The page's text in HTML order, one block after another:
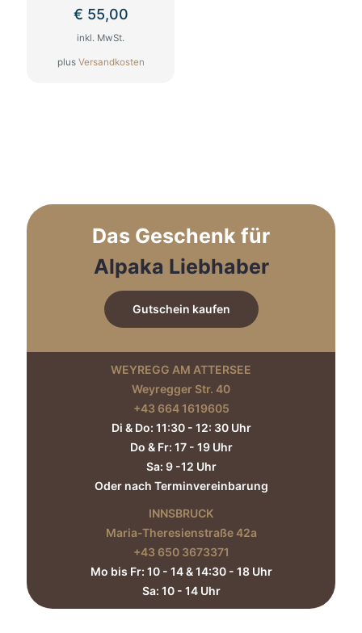
€ 55,00
inkl. MwSt.
plus Versandkosten
können
der
gewählt
Das Geschenk für
Alpaka Liebhaber
Gutschein kaufen
WEYREGG AM ATTERSEE
Weyregger Str. 40
+43 664 1619605‬
Di & Do: 11:30 - 12: 30 Uhr
Do & Fr: 17 - 19 Uhr
Sa: 9 -12 Uhr
Oder nach Terminvereinbarung
INNSBRUCK
Maria-Theresienstraße 42a
+43 650 3673371‬
Mo bis Fr: 10 - 14 & 14:30 - 18 Uhr
Sa: 10 - 14 Uhr​